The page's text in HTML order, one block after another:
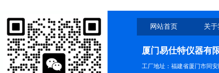
网站首页 关
厦门易仕特仪器有
工厂地址：福建省厦门市同